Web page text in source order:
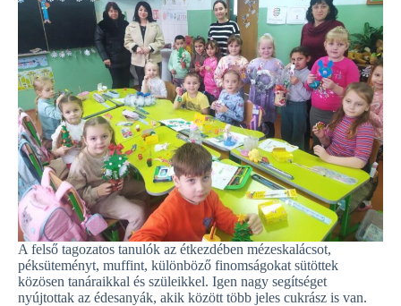
A felső tagozatos tanulók az étkezdében mézeskalácsot,
péksüteményt, muffint, különböző finomságokat sütöttek
közösen tanáraikkal és szüleikkel. Igen nagy segítséget
nyújtottak az édesanyák, akik között több jeles cukrász is van.